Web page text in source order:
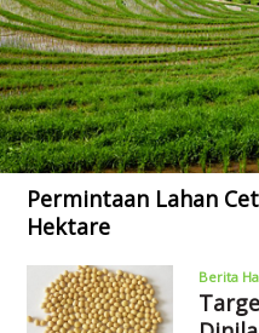
Permintaan Lahan
Hektare
Berita